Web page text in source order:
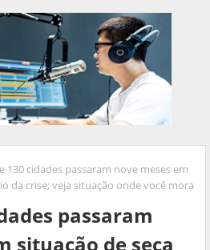
130 cidades passaram nove meses em
da crise; veja situação onde você mora
passaram
situação de seca